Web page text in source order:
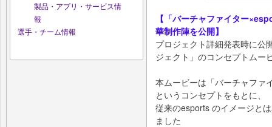
製品・アプリ・サービス情
報
選手・チーム情報
【「バーチャファイター
華制作陣を公開】
プロジェクト詳細発表時に公
ジェクト」のコンセプトムー
本ムービーは「バーチャファ
というコンセプトをもとに、
従来のesports のイメージと
ました